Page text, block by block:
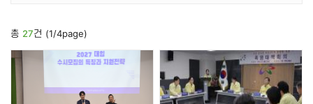
총 27건 (1/4page)